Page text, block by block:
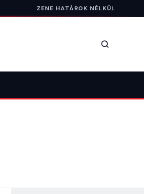
ZENE HATÁROK NÉLKÜL
Keresés